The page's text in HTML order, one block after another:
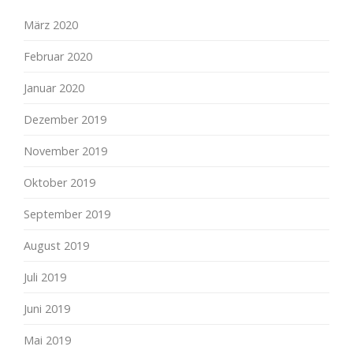
März 2020
Februar 2020
Januar 2020
Dezember 2019
November 2019
Oktober 2019
September 2019
August 2019
Juli 2019
Juni 2019
Mai 2019